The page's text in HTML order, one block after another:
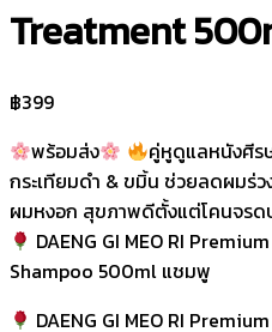
Treatment
฿399
พร้อมส่ง
คู่หูดูแลหนังศีร
กระเทียมดำ & ขมิ้น ช่วยลดผมร่
ผมหงอก สุขภาพดีตั้งแต่โคนจรด
DAENG GI MEO RI
Shampoo 500ml แชมพู
DAENG GI MEO RI